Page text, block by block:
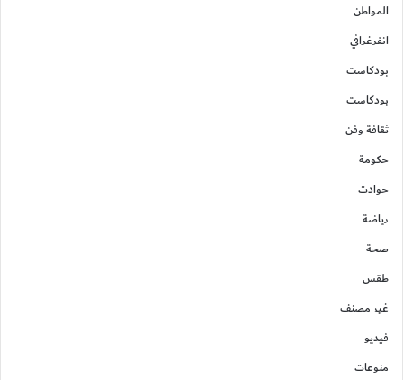
المواطن
انفرغرافي
بودكاست
بودكاست
ثقافة وفن
حكومة
حوادت
رياضة
صحة
طقس
غير مصنف
فيديو
منوعات